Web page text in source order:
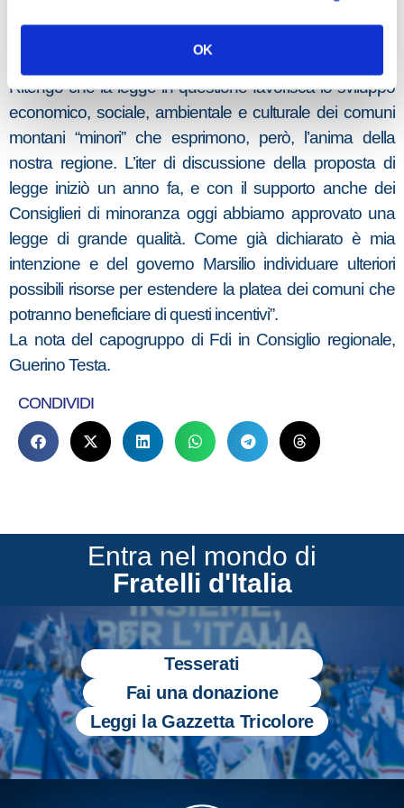
OK
Ritengo che la legge in questione favorisca lo sviluppo
economico, sociale, ambientale e culturale dei comuni
montani “minori” che esprimono, però, l’anima della
nostra regione. L’iter di discussione della proposta di
legge iniziò un anno fa, e con il supporto anche dei
Consiglieri di minoranza oggi abbiamo approvato una
legge di grande qualità. Come già dichiarato è mia
intenzione e del governo Marsilio individuare ulteriori
possibili risorse per estendere la platea dei comuni che
potranno beneficiare di questi incentivi”.
La nota del capogruppo di Fdi in Consiglio regionale,
Guerino Testa.
CONDIVIDI
Entra nel mondo di
Fratelli d'Italia
Tesserati
Fai una donazione
Leggi la Gazzetta Tricolore